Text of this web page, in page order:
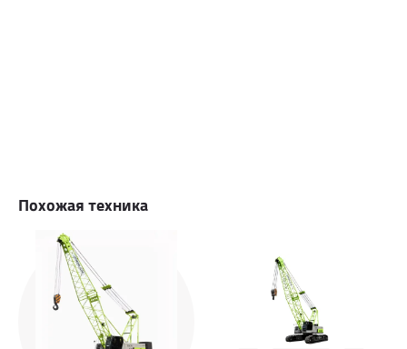
Похожая техника